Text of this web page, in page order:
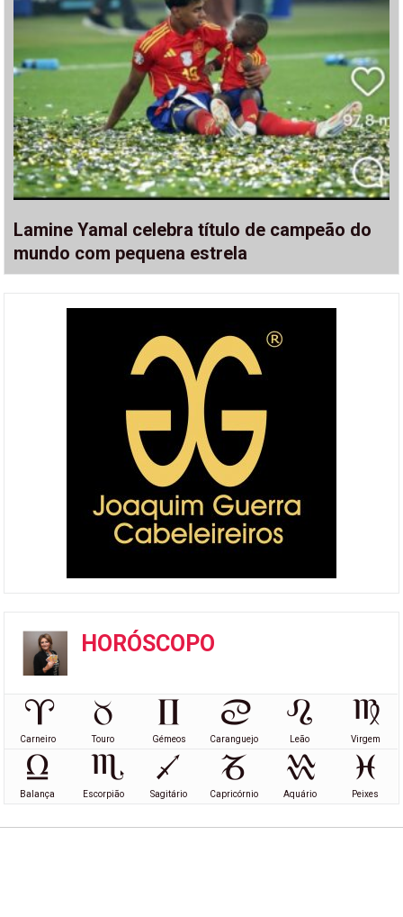
Lamine Yamal celebra título de campeão do
mundo com pequena estrela
HORÓSCOPO
Carneiro Touro Gémeos Caranguejo Leão Virgem
Balança Escorpião Sagitário Capricórnio Aquário Peixes